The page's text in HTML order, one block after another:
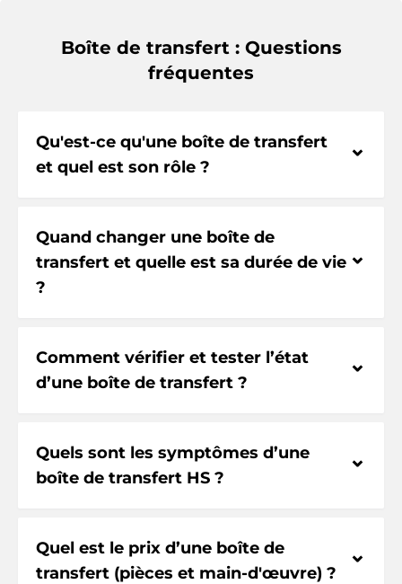
Boîte de transfert : Questions
fréquentes
Qu'est-ce qu'une boîte de transfert
et quel est son rôle ?
⌃
Quand changer une boîte de
transfert et quelle est sa durée de vie
?
⌃
Comment vérifier et tester l’état
d’une boîte de transfert ?
⌃
Quels sont les symptômes d’une
boîte de transfert HS ?
⌃
Quel est le prix d’une boîte de
transfert (pièces et main-d'œuvre) ?
⌃